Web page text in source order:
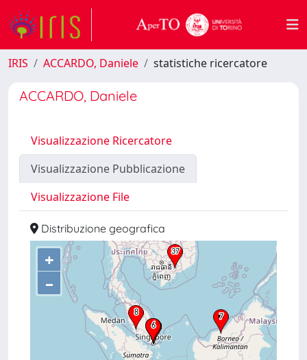
IRIS ACCARDO, Daniele statistiche ricercatore
ACCARDO, Daniele
Visualizzazione Ricercatore
Visualizzazione Pubblicazione
Visualizzazione File
Distribuzione geografica
+
–